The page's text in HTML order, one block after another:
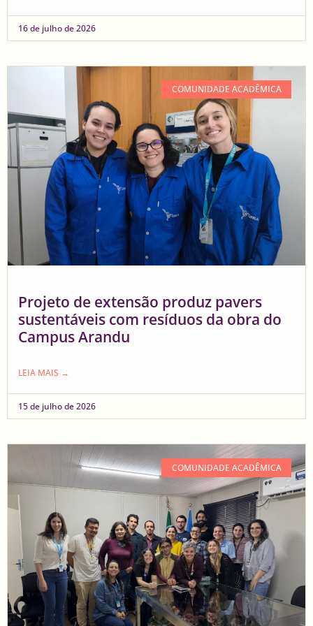
16 de julho de 2026
COMUNIDADE ACADÊMICA
Projeto de extensão produz pavers
sustentáveis com resíduos da obra do
Campus Arandu
LEIA MAIS →
15 de julho de 2026
COMUNIDADE ACADÊMICA